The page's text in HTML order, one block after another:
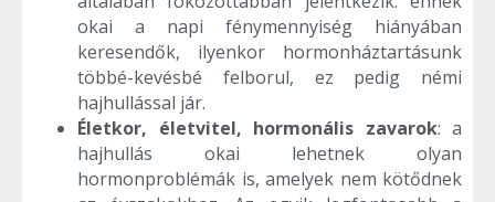
okai a napi fénymennyiség hiányában
keresendők, ilyenkor hormonháztartásunk
többé-kevésbé felborul, ez pedig némi
hajhullással jár.
Életkor, életvitel, hormonális zavarok: a
hajhullás okai lehetnek olyan
hormonproblémák is, amelyek nem kötődnek